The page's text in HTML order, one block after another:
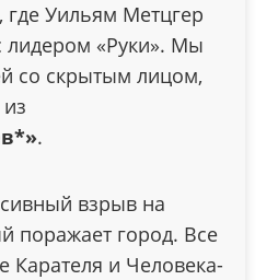
где Уильям Метцгер
лидером «Руки». Мы
со скрытым лицом,
.
взрыв на
поражает город. Все
Карателя и Человека-